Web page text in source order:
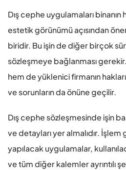
Dış cephe uygulamaları binanın
estetik görünümü açısından
biridir. Bu işin de diğer birçok
sözleşmeye bağlanması
hem de yüklenici firmanın
ve sorunların da önüne geçilir.
Dış cephe sözleşmesinde işin
ve detayları yer almalıdır.
yapılacak uygulamalar,
ve tüm diğer kalemler ayrıntılı